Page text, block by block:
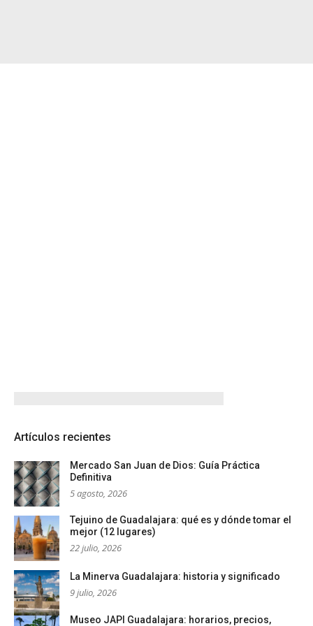
Artículos recientes
Mercado San Juan de Dios: Guía Práctica
Definitiva
5 agosto, 2026
Tejuino de Guadalajara: qué es y dónde tomar el
mejor (12 lugares)
22 julio, 2026
La Minerva Guadalajara: historia y significado
9 julio, 2026
Museo JAPI Guadalajara: horarios, precios,